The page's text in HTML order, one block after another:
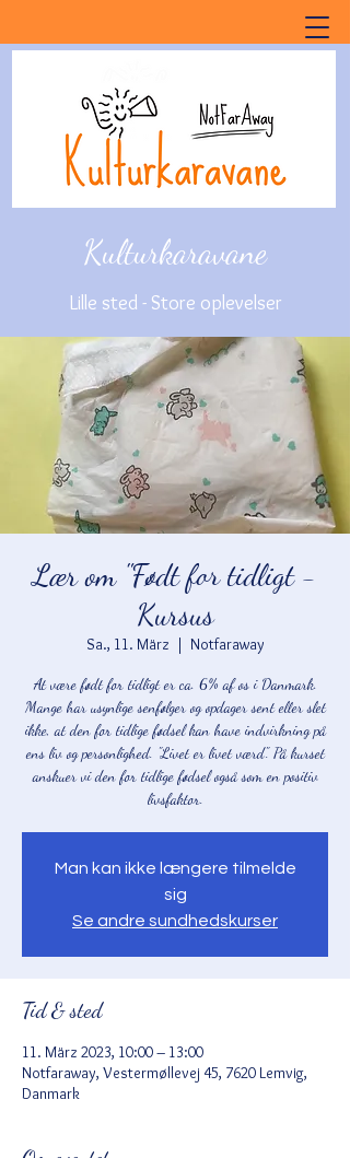
Kulturkaravane
Lille sted - Store oplevelser
Lær om "Født for tidligt -
Kursus
Sa., 11. März
  |
Notfaraway
At være født for tidligt er ca. 6% af os i Danmark.
Mange har usynlige senfølger og opdager sent eller slet
ikke, at den for tidlige fødsel kan have indvirkning på
ens liv og personlighed. "Livet er livet værd". På kurset
anskuer vi den for tidlige fødsel også som en positiv
livsfaktor.
Man kan ikke længere tilmelde
sig
Se andre sundhedskurser
Tid & sted
11. März 2023, 10:00 – 13:00
Notfaraway, Vestermøllevej 45, 7620 Lemvig,
Danmark